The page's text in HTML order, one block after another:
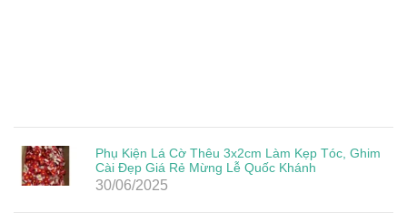
Phụ Kiện Lá Cờ Thêu 3x2cm Làm Kẹp Tóc, Ghim
Cài Đẹp Giá Rẻ Mừng Lễ Quốc Khánh
30/06/2025